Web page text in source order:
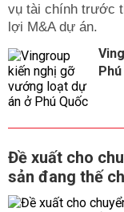
vụ tài chính trước
lợi M&A dự án.
Đề xuất cho
sản đang thế